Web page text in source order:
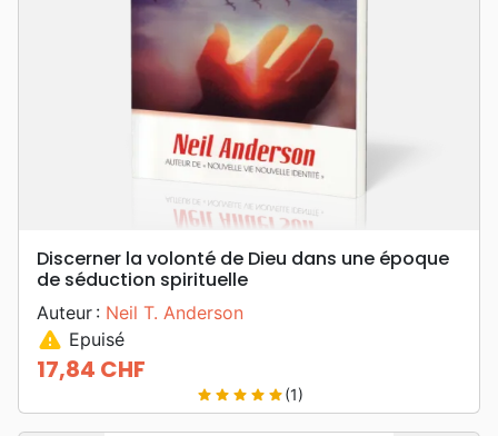
Discerner la volonté de Dieu dans une époque
de séduction spirituelle
Auteur : Neil T. Anderson
warning Epuisé
Prix
17,84 CHF
star star star star star(1)